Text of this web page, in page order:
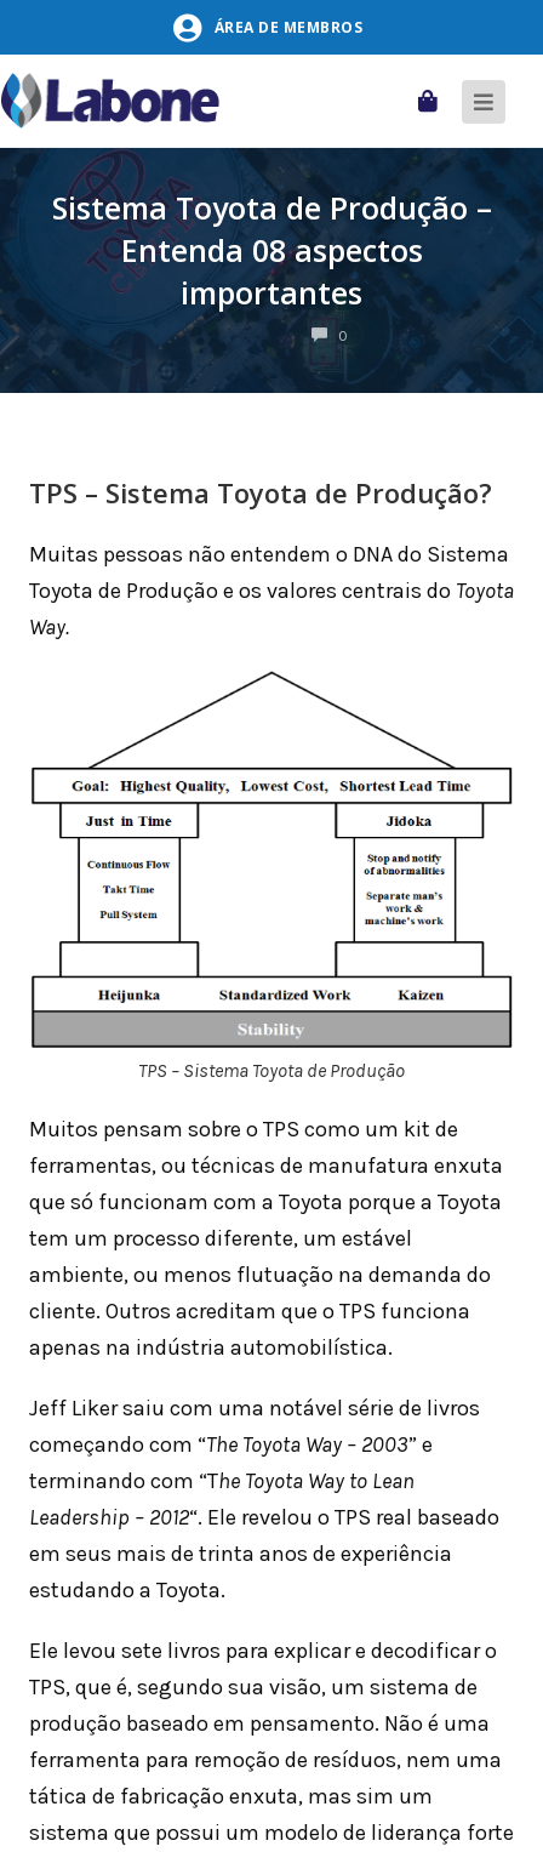
conteúdo
ÁREA DE MEMBROS
Carrinho
Sistema Toyota de Produção –
Entenda 08 aspectos
importantes
0 COMENTÁRIOS
TPS – Sistema Toyota de Produção?
Muitas pessoas não entendem o DNA do Sistema
Toyota de Produção e os valores centrais do Toyota
Way.
TPS – Sistema Toyota de Produção
Muitos pensam sobre o TPS como um kit de
ferramentas, ou técnicas de manufatura enxuta
que só funcionam com a Toyota porque a Toyota
tem um processo diferente, um estável
ambiente, ou menos flutuação na demanda do
cliente. Outros acreditam que o TPS funciona
apenas na indústria automobilística.
Jeff Liker saiu com uma notável série de livros
começando com “The Toyota Way – 2003” e
terminando com “The Toyota Way to Lean
Leadership – 2012“. Ele revelou o TPS real baseado
em seus mais de trinta anos de experiência
estudando a Toyota.
Ele levou sete livros para explicar e decodificar o
TPS, que é, segundo sua visão, um sistema de
produção baseado em pensamento. Não é uma
ferramenta para remoção de resíduos, nem uma
tática de fabricação enxuta, mas sim um
sistema que possui um modelo de liderança forte